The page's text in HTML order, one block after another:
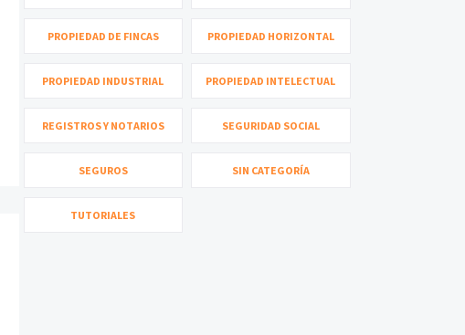
PROPIEDAD DE FINCAS PROPIEDAD HORIZONTAL
PROPIEDAD INDUSTRIAL PROPIEDAD INTELECTUAL
REGISTROS Y NOTARIOS SEGURIDAD SOCIAL
SEGUROS SIN CATEGORÍA
TUTORIALES